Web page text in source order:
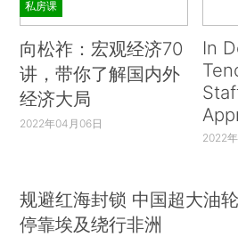
私房课
向松祚：宏观经济70
讲，带你了解国内外
经济大局
2022年04月06日
In
2022
规避红海封锁 中国超大油轮
停靠埃及绕行非洲